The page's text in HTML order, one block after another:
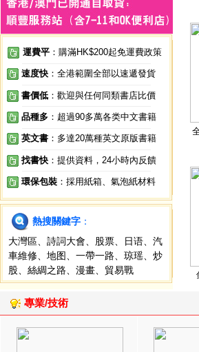
運費平 ：購滿HK$200起免運費政策
速度快 ：全港範圍全部以速遞發貨
書價低 ：歡迎與任何同類書店比價
品種多 ：超過90多萬各类中文書籍
英文書 ：多達20萬種英文原版書籍
找書快 ：提供資料，24小時內反饋
環保包裝 ：採用紙箱、氣泡紙材料
熱搜關鍵字 ：
大灣區
詩詞大會 股票 日语
汽
車維修
地图 一帶一路 琼瑶
炒
股
絲綢之路 漫畫 貿易戰
專業/技術